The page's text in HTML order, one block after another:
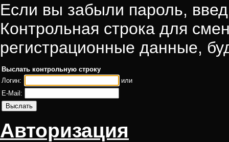
Если вы забыли пароль,
Контрольная строка для
регистрационные данные,
Выслать контрольную строку
Логин:
или
E-Mail:
Авторизация